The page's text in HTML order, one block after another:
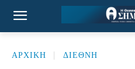
ΑΡΧΙΚΉ ΔΙΕΘΝΗ